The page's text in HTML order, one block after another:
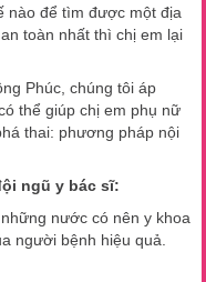
nào để tìm được một địa
toàn nhất thì chị em lại
Phúc, chúng tôi áp
thể giúp chị em phụ nữ
thai: phương pháp nội
ngũ y bác sĩ:
nước có nên y khoa
người bệnh hiệu quả.